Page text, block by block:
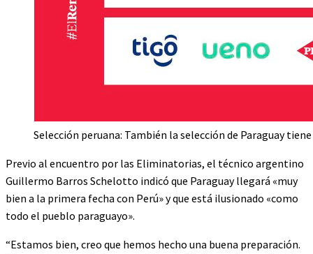
Selección peruana: También la selección de Paraguay
Previo al encuentro por las Eliminatorias, el técnico argentino
Guillermo Barros Schelotto indicó que Paraguay llegará «muy
bien a la primera fecha con Perú» y que está ilusionado «como
todo el pueblo paraguayo».
“Estamos bien, creo que hemos hecho una buena preparación.